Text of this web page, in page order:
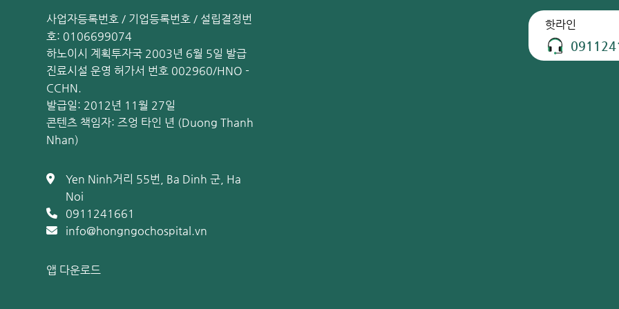
사업자등록번호 / 기업등록번호 / 설립결정번
호: 0106699074
하노이시 계획투자국 2003년 6월 5일 발급
진료시설 운영 허가서 번호 002960/HNO -
CCHN.
발급일: 2012년 11월 27일
콘텐츠 책임자: 즈엉 타인 년 (Duong Thanh
Nhan)
Yen Ninh거리 55번, Ba Dinh 군, Ha
Noi
0911241661
info@hongngochospital.vn
앱 다운로드
핫라인